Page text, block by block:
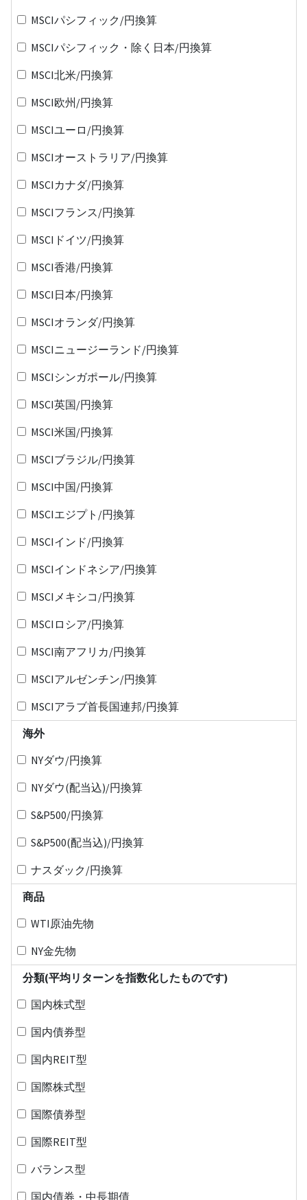
MSCIパシフィック/円換算
MSCIパシフィック・除く日本/円換算
MSCI北米/円換算
MSCI欧州/円換算
MSCIユーロ/円換算
MSCIオーストラリア/円換算
MSCIカナダ/円換算
MSCIフランス/円換算
MSCIドイツ/円換算
MSCI香港/円換算
MSCI日本/円換算
MSCIオランダ/円換算
MSCIニュージーランド/円換算
MSCIシンガポール/円換算
MSCI英国/円換算
MSCI米国/円換算
MSCIブラジル/円換算
MSCI中国/円換算
MSCIエジプト/円換算
MSCIインド/円換算
MSCIインドネシア/円換算
MSCIメキシコ/円換算
MSCIロシア/円換算
MSCI南アフリカ/円換算
MSCIアルゼンチン/円換算
MSCIアラブ首長国連邦/円換算
海外
NYダウ/円換算
NYダウ(配当込)/円換算
S&P500/円換算
S&P500(配当込)/円換算
ナスダック/円換算
商品
WTI原油先物
NY金先物
分類(平均リターンを指数化したものです)
国内株式型
国内債券型
国内REIT型
国際株式型
国際債券型
国際REIT型
バランス型
国内債券・中長期債